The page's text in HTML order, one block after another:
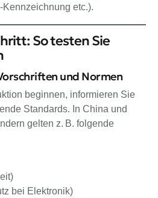
etc.).
So testen Sie
und Normen
beginnen, informieren Sie
Standards. In China und
gelten z. B. folgende
bei Elektronik)